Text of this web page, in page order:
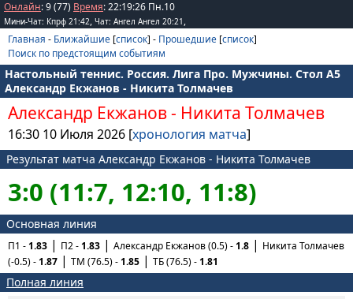
Онлайн: 9 (77) Время:22:19:26 Пн.10
Мини-Чат: Кпрф 21:42, Чат: Ангел Ангел 20:21 ,
Главная - Ближайшие [список] - Прошедшие [список]
Поиск по предстоящим событиям
Настольный теннис. Россия. Лига Про. Мужчины. Стол А5
Александр Екжанов - Никита Толмачев
Александр Екжанов- Никита Толмачев
16:30 10 Июля 2026 [хронология матча]
Результат матча Александр Екжанов - Никита Толмачев
3:0 (11:7, 12:10, 11:8)
Основная линия
П1 -1.83 П2 -1.83 Александр Екжанов (0.5) -1.8
Никита Толмачев
(-0.5) -1.87 ТМ (76.5) -1.85 ТБ (76.5) -1.81
Полная линия